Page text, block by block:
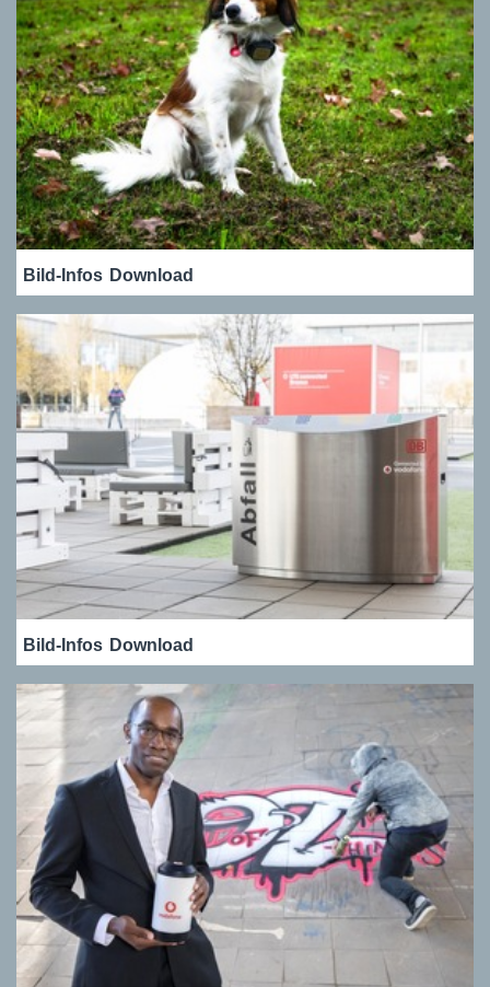
Bild-Infos Download
Bild-Infos Download